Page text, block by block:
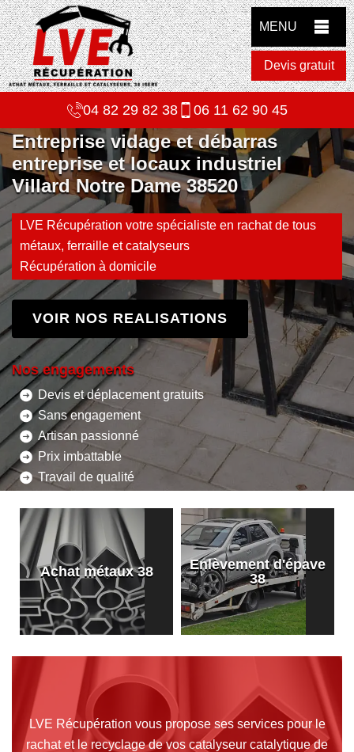
MENU
Devis gratuit
04 82 29 82 38 06 11 62 90 45
Entreprise vidage et débarras
entreprise et locaux industriel
Villard Notre Dame 38520
LVE Récupération votre spécialiste en rachat de tous
métaux, ferraille et catalyseurs
Récupération à domicile
VOIR NOS REALISATIONS
Nos engagements
Devis et déplacement gratuits
Sans engagement
Artisan passionné
Prix imbattable
Travail de qualité
Achat métaux 38
Enlèvement d'épave
38
LVE Récupération vous propose ses services pour le
rachat et le recyclage de vos catalyseur catalytique de